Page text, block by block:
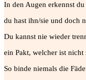
In den Augen erkennst
du hast ihn/sie und doch
Du kannst nie wieder
ein Pakt, welcher ist nicht
So binde niemals die